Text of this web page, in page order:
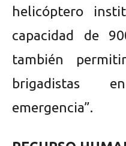
helicóptero
capacidad de
también
brigadistas
emergencia”.